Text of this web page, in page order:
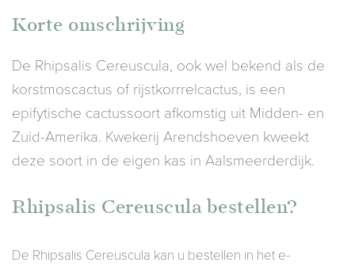
Korte omschrijving
De Rhipsalis Cereuscula, ook wel bekend als de
korstmoscactus of rijstkorrrelcactus, is een
epifytische cactussoort afkomstig uit Midden- en
Zuid-Amerika. Kwekerij Arendshoeven kweekt
deze soort in de eigen kas in Aalsmeerderdijk.
Rhipsalis Cereuscula bestellen?
De Rhipsalis Cereuscula kan u bestellen in het e-